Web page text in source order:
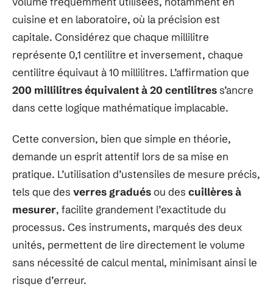
cuisine et en laboratoire, où la précision est
capitale. Considérez que chaque millilitre
représente 0,1 centilitre et inversement, chaque
centilitre équivaut à 10 millilitres. L’affirmation que
200 millilitres équivalent à 20 centilitress’ancre
dans cette logique mathématique implacable.
Cette conversion, bien que simple en théorie,
demande un esprit attentif lors de sa mise en
pratique. L’utilisation d’ustensiles de mesure précis,
tels que des verres graduésou des cuillères à
mesurer, facilite grandement l’exactitude du
processus. Ces instruments, marqués des deux
unités, permettent de lire directement le volume
sans nécessité de calcul mental, minimisant ainsi le
risque d’erreur.